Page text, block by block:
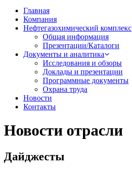
Главная
Компания
Нефтегазохимический комплекс
Общая информация
Презентации/Каталоги
Документы и аналитика
Исследования и обзоры
Доклады и презентации
Программные документы
Охрана труда
Новости
Контакты
Новости отрасли
Дайджесты